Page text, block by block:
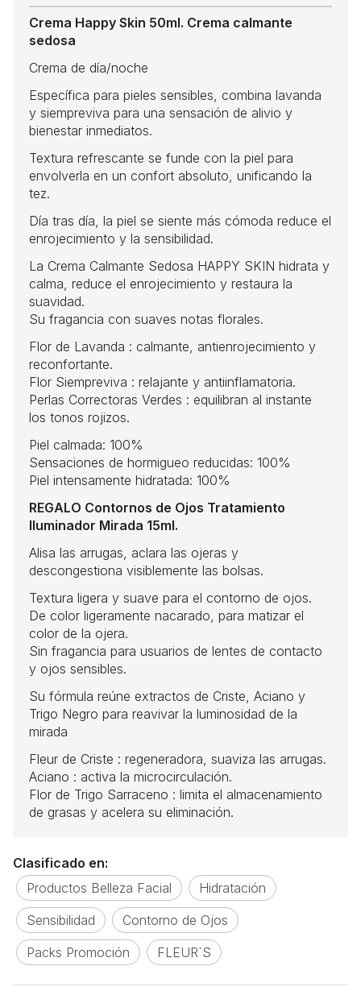
Crema Happy Skin 50ml. Crema calmante
sedosa
Crema de día/noche
Específica para pieles sensibles, combina lavanda
y siempreviva para una sensación de alivio y
bienestar inmediatos.
Textura refrescante se funde con la piel para
envolverla en un confort absoluto, unificando la
tez.
Día tras día, la piel se siente más cómoda reduce el
enrojecimiento y la sensibilidad.
La Crema Calmante Sedosa HAPPY SKIN hidrata y
calma, reduce el enrojecimiento y restaura la
suavidad.
Su fragancia con suaves notas florales.
Flor de Lavanda : calmante, antienrojecimiento y
reconfortante.
Flor Siempreviva : relajante y antiinflamatoria.
Perlas Correctoras Verdes : equilibran al instante
los tonos rojizos.
Piel calmada: 100%
Sensaciones de hormigueo reducidas: 100%
Piel intensamente hidratada: 100%
REGALO Contornos de Ojos Tratamiento
Iluminador Mirada 15ml.
Alisa las arrugas, aclara las ojeras y
descongestiona visiblemente las bolsas.
Textura ligera y suave para el contorno de ojos.
De color ligeramente nacarado, para matizar el
color de la ojera.
Sin fragancia para usuarios de lentes de contacto
y ojos sensibles.
Su fórmula reúne extractos de Criste, Aciano y
Trigo Negro para reavivar la luminosidad de la
mirada
Fleur de Criste : regeneradora, suaviza las arrugas.
Aciano : activa la microcirculación.
Flor de Trigo Sarraceno : limita el almacenamiento
de grasas y acelera su eliminación.
Clasificado en:
Productos Belleza Facial
Hidratación
Sensibilidad
Contorno de Ojos
Packs Promoción
FLEUR`S